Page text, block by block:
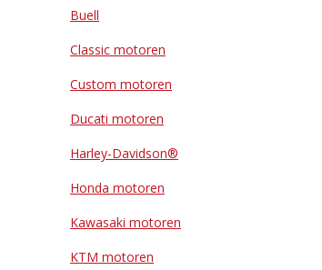
Buell
Classic motoren
Custom motoren
Ducati motoren
Harley-Davidson®
Honda motoren
Kawasaki motoren
KTM motoren